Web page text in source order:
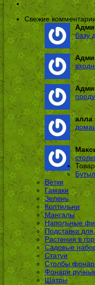
Свежие
базу
алла
Ветки
Гамаки
Зелень
Коптильни
Мангалы
Напольные
Подставки для
Растения в
Садовые
Статуи
Столбы
Фонари
Шатры